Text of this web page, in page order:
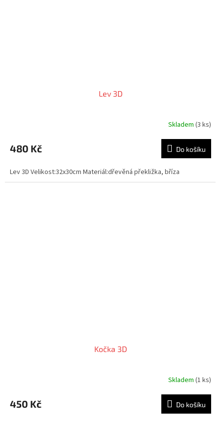
Lev 3D
Skladem (3 ks)
480 Kč Do košíku
Lev 3D Velikost:32x30cm Materiál:dřevěná překližka, bříza
Kočka 3D
Skladem (1 ks)
450 Kč Do košíku